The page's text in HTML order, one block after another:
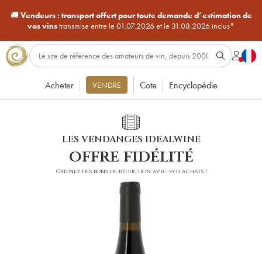
🚚Vendeurs : transport offert pour toute demande d’estimation de
vos vinstransmise entre le 01.07.2026 et le 31.08.2026 inclus*
Acheter VENDRE Cote Encyclopédie
LES VENDANGES IDEALWINE
offre fidélité
Obtenez des bons de réduction avec vos achats !